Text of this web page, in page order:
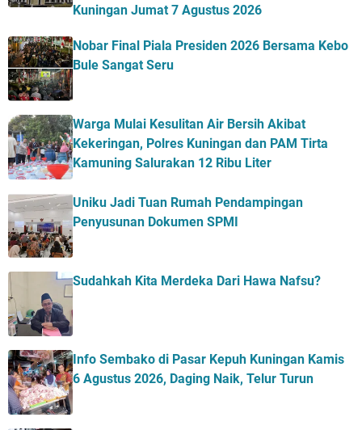
Kuningan Jumat 7 Agustus 2026
Nobar Final Piala Presiden 2026 Bersama Kebo
Bule Sangat Seru
Warga Mulai Kesulitan Air Bersih Akibat
Kekeringan, Polres Kuningan dan PAM Tirta
Kamuning Salurakan 12 Ribu Liter
Uniku Jadi Tuan Rumah Pendampingan
Penyusunan Dokumen SPMI
Sudahkah Kita Merdeka Dari Hawa Nafsu?
Info Sembako di Pasar Kepuh Kuningan Kamis
6 Agustus 2026, Daging Naik, Telur Turun